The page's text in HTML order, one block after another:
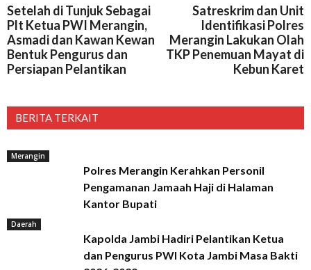
Setelah di Tunjuk Sebagai
Plt Ketua PWI Merangin,
Asmadi dan Kawan Kewan
Bentuk Pengurus dan
Persiapan Pelantikan
Satreskrim dan Unit
Identifikasi Polres
Merangin Lakukan Olah
TKP Penemuan Mayat di
Kebun Karet
BERITA TERKAIT
Merangin
Polres Merangin Kerahkan Personil
Pengamanan Jamaah Haji di Halaman
Kantor Bupati
Daerah
Kapolda Jambi Hadiri Pelantikan Ketua
dan Pengurus PWI Kota Jambi Masa Bakti